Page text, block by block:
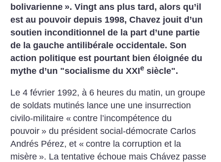
bolivarienne ». Vingt ans plus tard, alors qu’il
est au pouvoir depuis 1998, Chavez jouit d’un
soutien inconditionnel de la part d’une partie
de la gauche antilibérale occidentale. Son
action politique est pourtant bien éloignée du
mythe d’un "socialisme du XXIe siècle".
Le 4 février 1992, à 6 heures du matin, un groupe
de soldats mutinés lance une une insurrection
civilo-militaire « contre l’incompétence du
pouvoir » du président social-démocrate Carlos
Andrés Pérez, et « contre la corruption et la
misère ». La tentative échoue mais Chávez passe